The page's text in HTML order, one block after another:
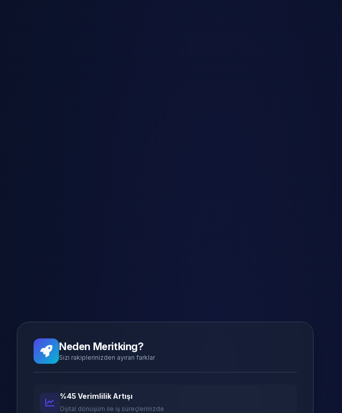
Neden Meritking?
Sizi rakiplerinizden ayıran farklar
%45 Verimlilik Artışı
Dijital dönüşüm ile iş süreçlerinizde